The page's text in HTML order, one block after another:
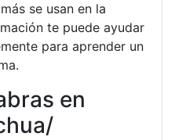
se usan en la
te puede ayudar
para aprender un
en